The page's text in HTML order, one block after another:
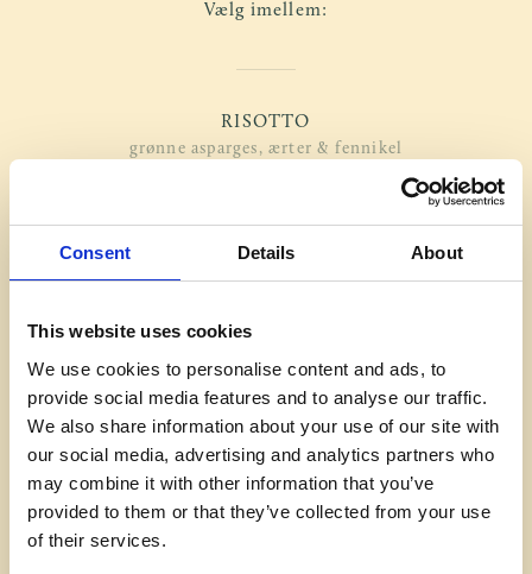
Consent Details About
This website uses cookies
We use cookies to personalise content and ads, to
provide social media features and to analyse our traffic.
We also share information about your use of our site with
our social media, advertising and analytics partners who
may combine it with other information that you’ve
provided to them or that they’ve collected from your use
of their services.
Vælg imellem:
RISOTTO
grønne asparges, ærter & fennikel
KULLER EN CROUTON
bønner & muslingesauce
gnochetto-pasta, parmesan & ventreche
Dertil: